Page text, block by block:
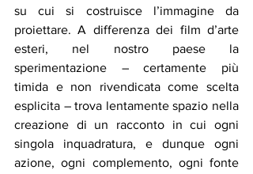
su cui si costruisce l’immagine da
proiettare. A differenza dei film d’arte
esteri, nel nostro paese la
sperimentazione – certamente più
timida e non rivendicata come scelta
esplicita – trova lentamente spazio nella
creazione di un racconto in cui ogni
singola inquadratura, e dunque ogni
azione, ogni complemento, ogni fonte